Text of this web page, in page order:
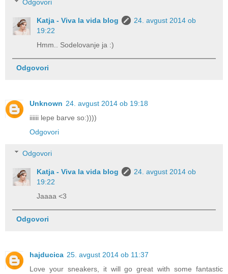
Odgovori
Katja - Viva la vida blog
24. avgust 2014 ob
19:22
Hmm.. Sodelovanje ja :)
Odgovori
Unknown 24. avgust 2014 ob 19:18
iiiiii lepe barve so:))))
Odgovori
Odgovori
Katja - Viva la vida blog
24. avgust 2014 ob
19:22
Jaaaa <3
Odgovori
hajducica 25. avgust 2014 ob 11:37
Love your sneakers, it will go great with some fantastic